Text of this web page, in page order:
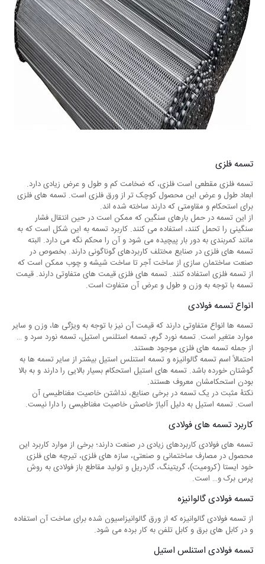
تسمه فلزی
تسمه فلزی مقطعی است فلزی، که ضخامت کم و طول و عرض زیادی دارد.
ابعاد طول و عرض این محصول کوچک ‌تر از ورق فلزی است. تسمه ‌‌های فلزی
برای استحکام و مقاومتی که دارند ساخته شده ‌اند.
از این تسمه در حمل بارهای سنگین که ممکن است در حین انتقال فشار
سنگینی را تحمل کنند، استفاده می ‌کنند. کاربرد تسمه به این شکل است که به
مانند کمربندی به دور بار پیچیده می‌ شود و آن را محکم نگه می ‌دارد. البته
تسمه‌ های فلزی در صنایع مختلف کاربردهای گوناگونی دارند. بخصوص در
صنعت ساختمان‌ سازی از ساخت آجر تا ساخت شیشه و چوب ممکن است که
از تسمه فلزی استفاده کنند. تسمه ‌های فلزی قیمت ‌های متفاوتی دارند. قیمت
تسمه با توجه به وزن و طول و عرض آن متفاوت است.
انواع تسمه فولادی
تسمه ‌ها انواع متفاوتی دارند که قیمت آن نیز با توجه به ویژگی‌ ها، وزن و سایر
موارد متغیر است. تسمه نورد گرم، تسمه استلنس استیل، تسمه نورد سرد و …
از جمله تسمه‌ های فلزی موجود هستند.
احتمالاً اسم تسمه گالوانیزه و تسمه استنلس استیل بیشتر از سایر تسمه‌ ها به
گوشتان خورده باشد. تسمه‌ های استیل استحکام بسیار بالایی را دارند و به بالا
بودن استحکامشان معروف هستند.
نکتۀ مثبت در یک تسمه در برخی صنایع، نداشتن خاصیت مغناطیسی آن
است. تسمه استیل به دلیل آلیاژ خاصش خاصیت مغناطیسی را دارا نیست.
کاربرد تسمه ‌های فولادی
تسمه‌ های فولادی کاربردهای زیادی در صنعت دارند؛ برخی از موارد کاربرد این
محصول در مصارف ساختمانی و صنعتی، سازه های فلزی، تیرچه ‌های فلزی
خود ایستا (کرومیت)، گریتینگ، گاردریل و تولید مقاطع باز فولادی به روش
پرس برک و… است.
تسمه فولادی گالوانیزه
از تسمه فولادی گالوانیزه که از ورق گالوانیزاسیون شده برای ساخت آن استفاده
و در کابل‌ های برق و کابل تلفن به کار برده می ‌شود.
تسمه فولادی استنلس استیل